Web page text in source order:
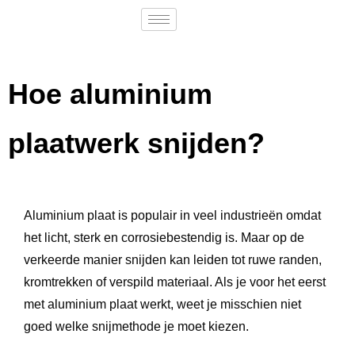
Hoe aluminium
plaatwerk snijden?
Aluminium plaat is populair in veel industrieën omdat
het licht, sterk en corrosiebestendig is. Maar op de
verkeerde manier snijden kan leiden tot ruwe randen,
kromtrekken of verspild materiaal. Als je voor het eerst
met aluminium plaat werkt, weet je misschien niet
goed welke snijmethode je moet kiezen.